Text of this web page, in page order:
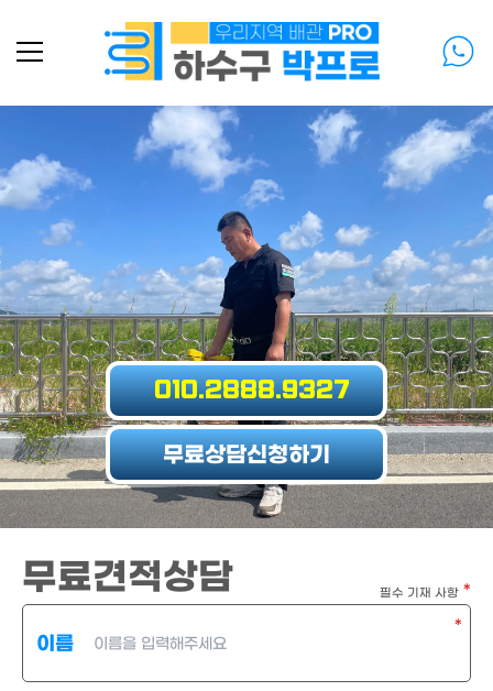
010.2888.9327
무료상담신청하기
무료견적상담 필수 기재 사항 *
이름
*